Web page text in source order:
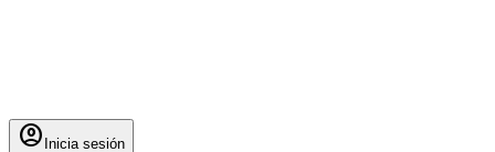
account_circle Inicia sesión